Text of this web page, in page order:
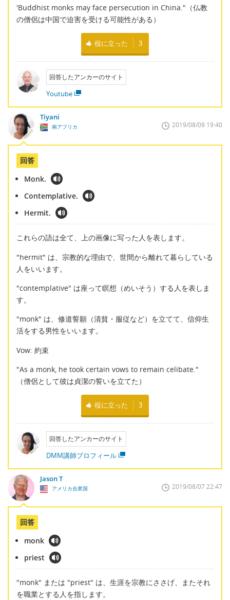
'Buddhist monks may face persecution in China."（仏教
の僧侶は中国で迫害を受ける可能性がある）
役に立った 3
回答したアンカーのサイト
Youtube
Tiyani
南アフリカ 2019/08/09 19:40
回答
Monk.
Contemplative.
Hermit.
これらの語は全て、上の画像に写った人を表します。
"hermit" は、宗教的な理由で、世間から離れて暮らしている
人をいいます。
"contemplative" は座って瞑想（めいそう）する人を表しま
す。
"monk" は、修道誓願（清貧・服従など）を立てて、信仰生
活をする男性をいいます。
Vow: 約束
"As a monk, he took certain vows to remain celibate."
（僧侶として彼は貞潔の誓いを立てた）
役に立った 3
回答したアンカーのサイト
DMM講師プロフィール
Jason T
アメリカ合衆国 2019/08/07 22:47
回答
monk
priest
"monk" または "priest" は、生涯を宗教にささげ、またそれ
を職業とする人を指します。